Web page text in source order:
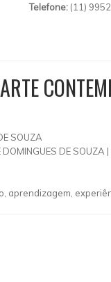
Telefone: (11)
SOUZA
DOMINGUES DE SOUZA |
aprendizagem,